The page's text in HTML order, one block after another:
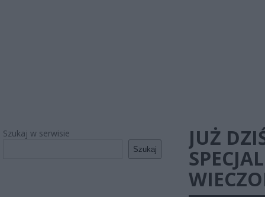
Szukaj w serwisie
Szukaj
JUŻ